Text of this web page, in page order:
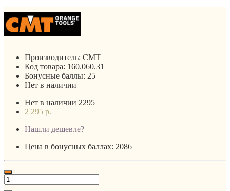
Производитель: CMT
Код товара: 160.060.31
Бонусные баллы: 25
Нет в наличии
Нет в наличии 2295
2 295 р.
Нашли дешевле?
Цена в бонусных баллах: 2086